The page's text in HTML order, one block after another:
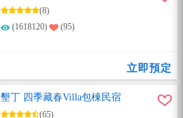
(8)
(1618120)
(95)
立即預定
墾丁 四季藏春Villa包棟民宿
(65)